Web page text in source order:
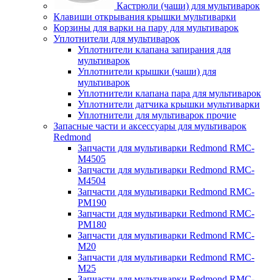
Кастрюли (чаши) для мультиварок
Клавиши открывания крышки мультиварки
Корзины для варки на пару для мультиварок
Уплотнители для мультиварок
Уплотнители клапана запирания для
мультиварок
Уплотнители крышки (чаши) для
мультиварок
Уплотнители клапана пара для мультиварок
Уплотнители датчика крышки мультиварки
Уплотнители для мультиварок прочие
Запасные части и аксессуары для мультиварок
Redmond
Запчасти для мультиварки Redmond RMC-
M4505
Запчасти для мультиварки Redmond RMC-
M4504
Запчасти для мультиварки Redmond RMC-
PM190
Запчасти для мультиварки Redmond RMC-
PM180
Запчасти для мультиварки Redmond RMC-
M20
Запчасти для мультиварки Redmond RMC-
M25